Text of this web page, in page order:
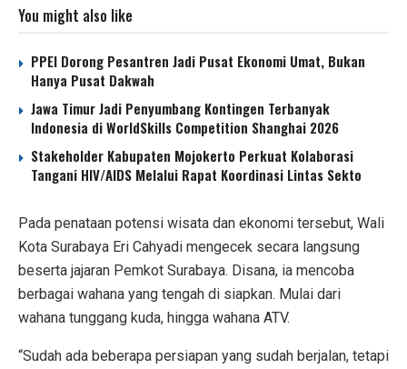
You might also like
PPEI Dorong Pesantren Jadi Pusat Ekonomi Umat, Bukan
Hanya Pusat Dakwah
Jawa Timur Jadi Penyumbang Kontingen Terbanyak
Indonesia di WorldSkills Competition Shanghai 2026
Stakeholder Kabupaten Mojokerto Perkuat Kolaborasi
Tangani HIV/AIDS Melalui Rapat Koordinasi Lintas Sekto
Pada penataan potensi wisata dan ekonomi tersebut, Wali
Kota Surabaya Eri Cahyadi mengecek secara langsung
beserta jajaran Pemkot Surabaya. Disana, ia mencoba
berbagai wahana yang tengah di siapkan. Mulai dari
wahana tunggang kuda, hingga wahana ATV.
“Sudah ada beberapa persiapan yang sudah berjalan, tetapi